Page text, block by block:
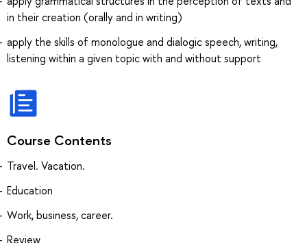
in their creation (orally and in writing)
apply the skills of monologue and dialogic speech, writing,
listening within a given topic with and without support
Course Contents
Travel. Vacation.
Education
Work, business, career.
Review